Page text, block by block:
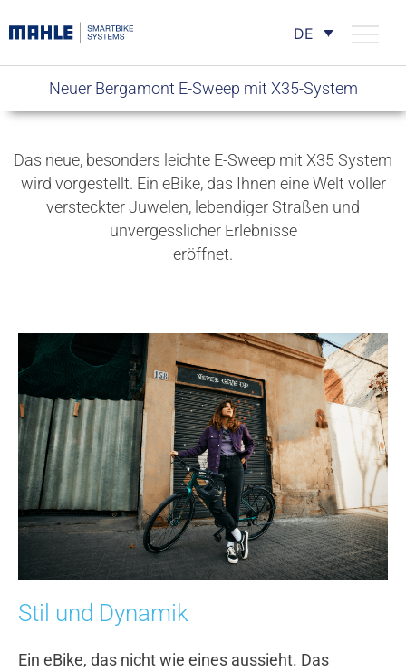
DE
Neuer Bergamont E-Sweep mit X35-System
Das neue, besonders leichte E-Sweep mit X35 System
wird vorgestellt. Ein eBike, das Ihnen eine Welt voller
versteckter Juwelen, lebendiger Straßen und
unvergesslicher Erlebnisse
eröffnet.
Stil und Dynamik
Ein eBike, das nicht wie eines aussieht. Das